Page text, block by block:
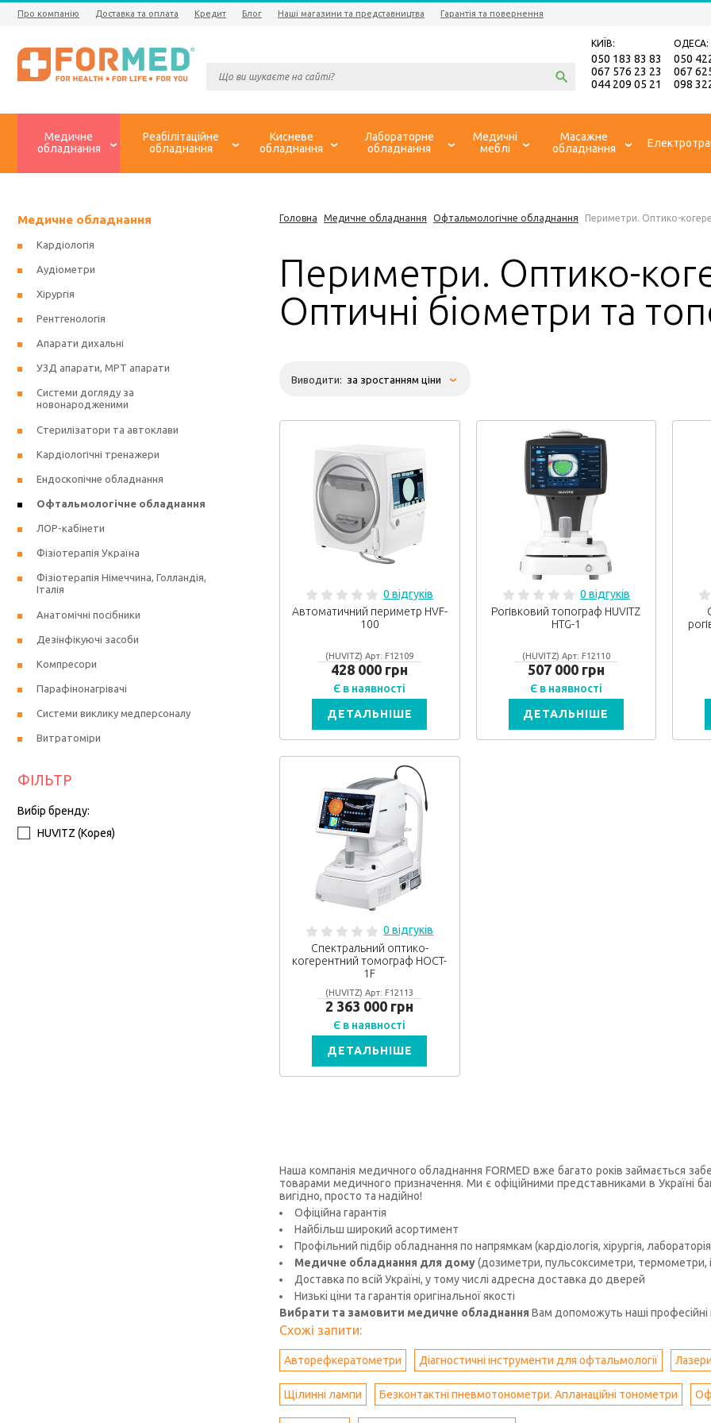
Про компанію Доставка та оплата Кредит Блог Наші магазини та представництва Гарантія та повернення
КИЇВ:
050 183 83 83
067 576 23 23
044 209 05 21
ОДЕСА:
050
067
098
Медичне
обладнання
Реабілітаційне
обладнання
Кисневе
обладнання
Лабораторне
обладнання
Медичні
меблі
Масажне
обладнання
Головна Медичне обладнання Офтальмологічне обладнання Периметри. Оптико-
Периметри. Оптико-
Оптичні біометри та
Виводити:
0 відгуків
Автоматичний периметр HVF-
100
(HUVITZ) Арт: F12109
428 000 грн
Є в наявності
ДЕТАЛЬНІШЕ
0 відгуків
Рогівковий топограф HUVITZ
HTG-1
(HUVITZ) Арт: F12110
507 000 грн
Є в наявності
ДЕТАЛЬНІШЕ
0 відгуків
Спектральний оптико-
когерентний томограф HOCT-
1F
(HUVITZ) Арт: F12113
2 363 000 грн
Є в наявності
ДЕТАЛЬНІШЕ
Наша компанія медичного обладнання FORMED вже багато років займається
товарами медичного призначення. Ми є офіційними представниками в Україні
вигідно, просто та надійно!
Офіційна гарантія
Найбільш широкий асортимент
Профільний підбір обладнання по напрямкам (кардіологія, хірургія,
Медичне обладнання для дому(дозиметри, пульсоксиметри, термометри,
Доставка по всій Україні, у тому числі адресна доставка до дверей
Низькі ціни та гарантія оригінальної якості
Вибрати та замовити медичне обладнання Вам допоможуть наші
Схожі запити:
Авторефкератометри Діагностичні інструменти для офтальмології
Щілиннi лампи Безконтактні пневмотонометри. Апланаційні тонометри
Медичне обладнання
Кардіологія
Аудіометри
Хірургія
Рентгенологія
Апарати дихальні
УЗД апарати, МРТ апарати
Системи догляду за
новонародженими
Стерилізатори та автоклави
Кардіологічні тренажери
Ендоскопічне обладнання
Офтальмологічне обладнання
ЛОР-кабінети
Фізіотерапія Україна
Фізіотерапія Німеччина, Голландія,
Італія
Анатомічні посібники
Дезінфікуючі засоби
Компресори
Парафінонагрівачі
Системи виклику медперсоналу
Витратоміри
ФІЛЬТР
Вибір бренду:
HUVITZ (Корея)